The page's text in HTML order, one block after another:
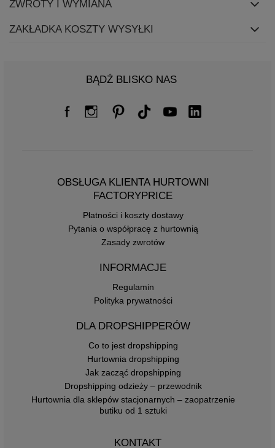
ZWROTY I WYMIANA
ZAKŁADKA KOSZTY WYSYŁKI
BĄDŹ BLISKO NAS
OBSŁUGA KLIENTA HURTOWNI
FACTORYPRICE
Płatności i koszty dostawy
Pytania o współpracę z hurtownią
Zasady zwrotów
INFORMACJE
Regulamin
Polityka prywatności
DLA DROPSHIPPERÓW
Co to jest dropshipping
Hurtownia dropshipping
Jak zacząć dropshipping
Dropshipping odzieży – przewodnik
Hurtownia dla sklepów stacjonarnych – zaopatrzenie
butiku od 1 sztuki
KONTAKT